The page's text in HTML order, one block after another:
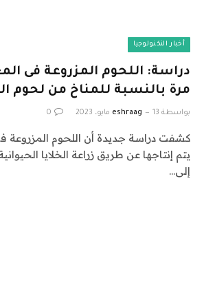
أخبار التكنولوجيا
مرة بالنسبة للمناخ من لحوم
بواسطة eshraag 13 مايو، 2023 0
كشفت دراسة جديدة أن اللحوم المزروعة
يتم إنتاجها عن طريق زراعة الخلايا
إلى…